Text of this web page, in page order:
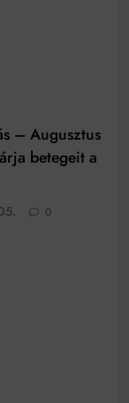
– Augusztus
betegeit a
0